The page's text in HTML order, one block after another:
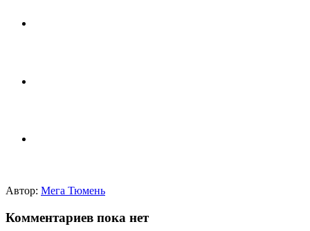
Автор: Мега Тюмень
Комментариев пока нет